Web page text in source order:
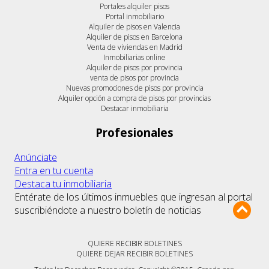
Portales alquiler pisos
Portal inmobiliario
Alquiler de pisos en Valencia
Alquiler de pisos en Barcelona
Venta de viviendas en Madrid
Inmobiliarias online
Alquiler de pisos por provincia
venta de pisos por provincia
Nuevas promociones de pisos por provincia
Alquiler opción a compra de pisos por provincias
Destacar inmobiliaria
Profesionales
Anúnciate
Entra en tu cuenta
Destaca tu inmobiliaria
Entérate de los últimos inmuebles que ingresan al portal
suscribiéndote a nuestro boletín de noticias
QUIERE RECIBIR BOLETINES
QUIERE DEJAR RECIBIR BOLETINES